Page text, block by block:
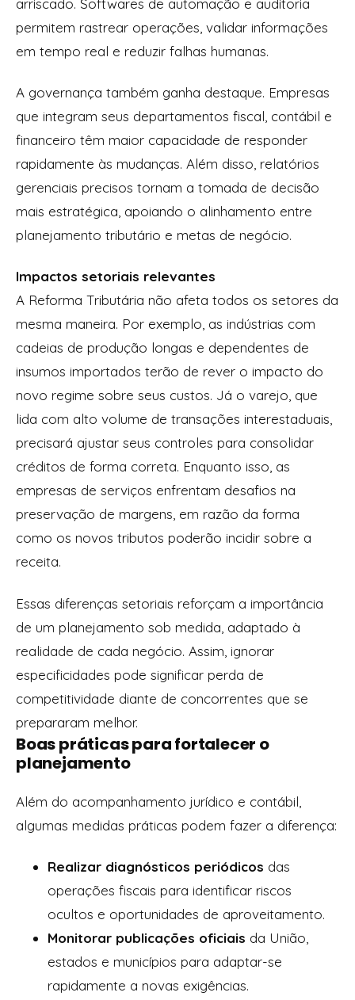
permitem rastrear operações, validar informações
em tempo real e reduzir falhas humanas.
A governança também ganha destaque. Empresas
que integram seus departamentos fiscal, contábil e
financeiro têm maior capacidade de responder
rapidamente às mudanças. Além disso, relatórios
gerenciais precisos tornam a tomada de decisão
mais estratégica, apoiando o alinhamento entre
planejamento tributário e metas de negócio.
Impactos setoriais relevantes
A Reforma Tributária não afeta todos os setores da
mesma maneira. Por exemplo, as indústrias com
cadeias de produção longas e dependentes de
insumos importados terão de rever o impacto do
novo regime sobre seus custos. Já o varejo, que
lida com alto volume de transações interestaduais,
precisará ajustar seus controles para consolidar
créditos de forma correta. Enquanto isso, as
empresas de serviços enfrentam desafios na
preservação de margens, em razão da forma
como os novos tributos poderão incidir sobre a
receita.
Essas diferenças setoriais reforçam a importância
de um planejamento sob medida, adaptado à
realidade de cada negócio. Assim, ignorar
especificidades pode significar perda de
competitividade diante de concorrentes que se
prepararam melhor.
Boas práticas para fortalecer o
planejamento
Além do acompanhamento jurídico e contábil,
algumas medidas práticas podem fazer a diferença:
Realizar diagnósticos periódicos das
operações fiscais para identificar riscos
ocultos e oportunidades de aproveitamento.
Monitorar publicações oficiais da União,
estados e municípios para adaptar-se
rapidamente a novas exigências.